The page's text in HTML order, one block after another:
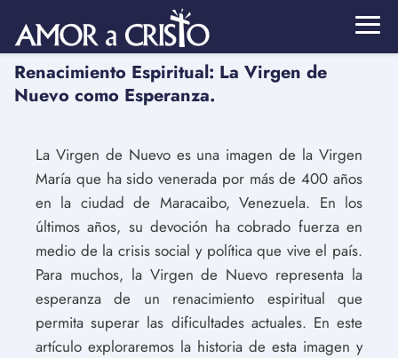
Renacimiento Espiritual: La Virgen de
Nuevo como Esperanza.
La Virgen de Nuevo es una imagen de la Virgen
María que ha sido venerada por más de 400 años
en la ciudad de Maracaibo, Venezuela. En los
últimos años, su devoción ha cobrado fuerza en
medio de la crisis social y política que vive el país.
Para muchos, la Virgen de Nuevo representa la
esperanza de un renacimiento espiritual que
permita superar las dificultades actuales. En este
artículo exploraremos la historia de esta imagen y